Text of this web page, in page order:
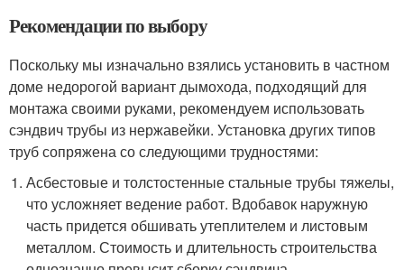
Рекомендации по выбору
Поскольку мы изначально взялись установить в частном
доме недорогой вариант дымохода, подходящий для
монтажа своими руками, рекомендуем использовать
сэндвич трубы из нержавейки. Установка других типов
труб сопряжена со следующими трудностями:
Асбестовые и толстостенные стальные трубы тяжелы,
что усложняет ведение работ. Вдобавок наружную
часть придется обшивать утеплителем и листовым
металлом. Стоимость и длительность строительства